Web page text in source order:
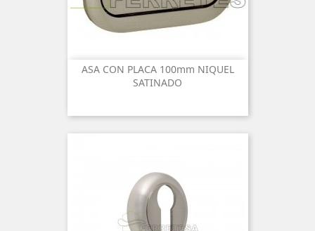
ASA CON PLACA 100mm NIQUEL
SATINADO